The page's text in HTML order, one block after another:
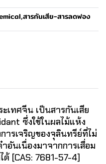
,สารกันเสีย-สารลดฟอง
เทศจีน เป็นสารกันเสีย
ซึ่งใช้ในผลไม้แห้ง
ารเจริญของจุลินทรีย์ที่ไม่
อันเนื่องมาจากการเสื่อม
ด้ [CAS: 7681-57-4]